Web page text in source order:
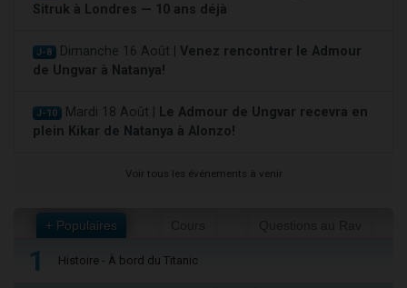
Sitruk à Londres — 10 ans déjà
J-8 Dimanche 16 Août | Venez rencontrer le Admour
de Ungvar à Natanya!
J-10 Mardi 18 Août |
Le Admour de Ungvar recevra en
plein Kikar de Natanya à Alonzo!
Voir tous les événements à venir
+ Populaires
1 Histoire - À bord du Titanic